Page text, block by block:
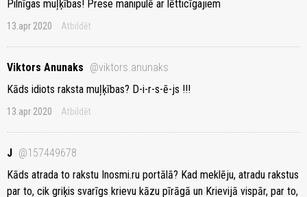
Pilnīgas muļķības! Prese manipulē ar lētticīgajiem
13.apr 2020 Atbildēt
Viktors Anunaks @viktors.anunaks
Kāds idiots raksta muļķības? D-i-r-s-ē-js !!!
13.apr 2020 Atbildēt
J @157449678
Kāds atrada to rakstu Inosmi.ru portālā? Kad meklēju, atradu rakstus
par to, cik griķis svarīgs krievu kāzu pīrāgā un Krievijā vispār, par to,